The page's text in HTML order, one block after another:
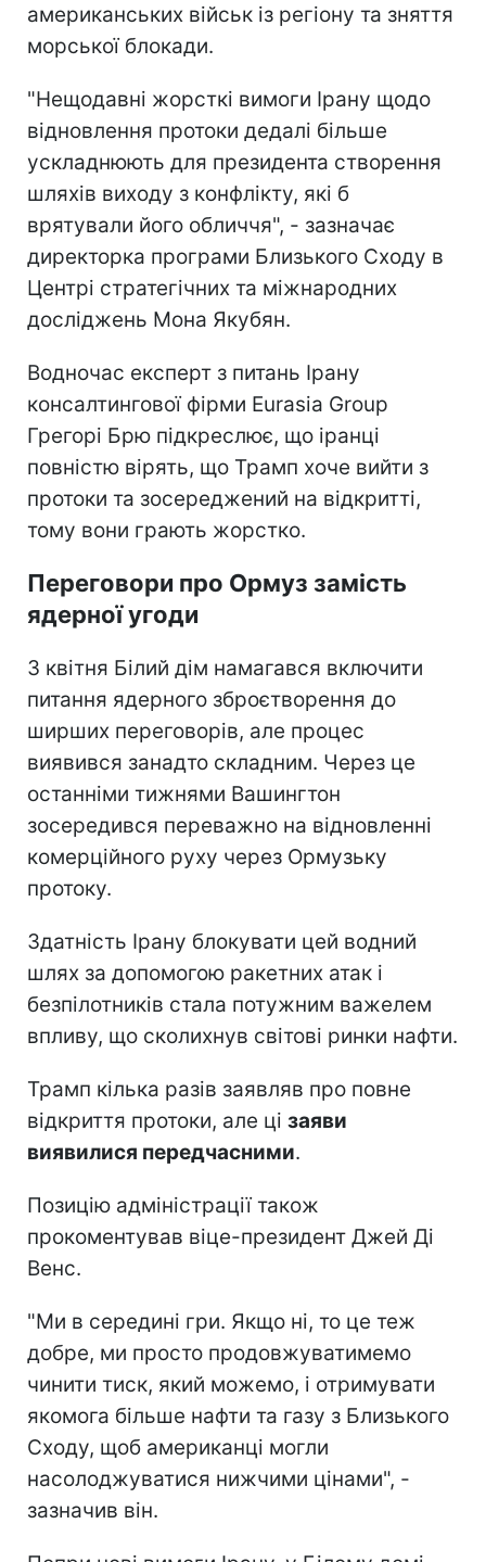
американських військ із регіону та зняття
морської блокади.
"Нещодавні жорсткі вимоги Ірану щодо
відновлення протоки дедалі більше
ускладнюють для президента створення
шляхів виходу з конфлікту, які б
врятували його обличчя", - зазначає
директорка програми Близького Сходу в
Центрі стратегічних та міжнародних
досліджень Мона Якубян.
Водночас експерт з питань Ірану
консалтингової фірми Eurasia Group
Грегорі Брю підкреслює, що іранці
повністю вірять, що Трамп хоче вийти з
протоки та зосереджений на відкритті,
тому вони грають жорстко.
Переговори про Ормуз замість
ядерної угоди
З квітня Білий дім намагався включити
питання ядерного зброєтворення до
ширших переговорів, але процес
виявився занадто складним. Через це
останніми тижнями Вашингтон
зосередився переважно на відновленні
комерційного руху через Ормузьку
протоку.
Здатність Ірану блокувати цей водний
шлях за допомогою ракетних атак і
безпілотників стала потужним важелем
впливу, що сколихнув світові ринки нафти.
Трамп кілька разів заявляв про повне
відкриття протоки, але ці заяви
виявилися передчасними.
Позицію адміністрації також
прокоментував віце-президент Джей Ді
Венс.
"Ми в середині гри. Якщо ні, то це теж
добре, ми просто продовжуватимемо
чинити тиск, який можемо, і отримувати
якомога більше нафти та газу з Близького
Сходу, щоб американці могли
насолоджуватися нижчими цінами", -
зазначив він.